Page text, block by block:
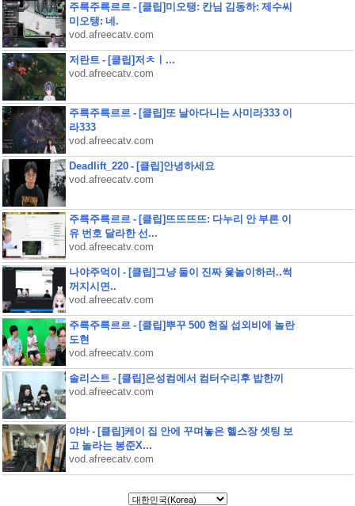
주륵주륵르르 - [클립]미오탱: 칸님 김동하: 제수씨
미오탱: 네.
vod.afreecatv.com
저란트 - [클립]저ㅊㅣ...
vod.afreecatv.com
주륵주륵르르 - [클립]또 날아다니는 사미라333 이
라333
vod.afreecatv.com
Deadlift_220 - [클립]안녕하세요
vod.afreecatv.com
주륵주륵르르 - [클립]뜨뜨뜨뜨: 다누리 안 부른 이
유 번호 달라한 선...
vod.afreecatv.com
나야주먹이 - [클립]그냥 둘이 진짜 윷놀이하러..썩
꺼지시면..
vod.afreecatv.com
주륵주륵르르 - [클립]뿌꾸 500 현질 섭외비에 놀란
도현
vod.afreecatv.com
솔리스트 - [클립]은성컴에서 컴터수리후 밥한끼
vod.afreecatv.com
야바 - [클립]케이 집 안에 꾸며놓은 헬스장 셋팅 보
고 놀라는 봉준X...
vod.afreecatv.com